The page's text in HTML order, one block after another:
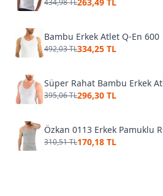
Bambu Erkek Atlet Q-En 600
492,03 TL334,25 TL
395,06 TL296,30 TL
310,51 TL170,18 TL